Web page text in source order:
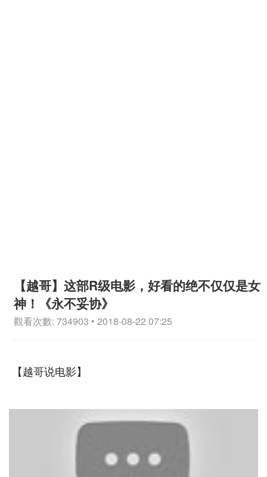
【越哥】这部R级电影，好看的绝不仅仅是女
神！《永不妥协》
觀看次數: 734903 • 2018-08-22 07:25
【越哥说电影】